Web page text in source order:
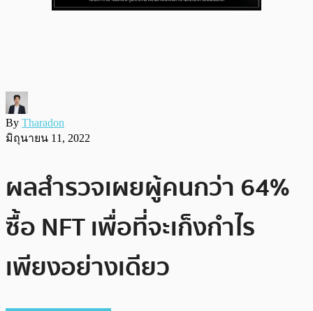
By Tharadon
มิถุนายน 11, 2022
ผลสำรวจเผยผู้คนกว่า 64%
ซื้อ NFT เพื่อที่จะเก็งกำไร
เพียงอย่างเดียว